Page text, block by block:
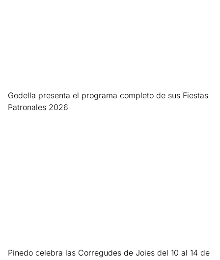
Godella presenta el programa completo de sus Fiestas
Patronales 2026
Pinedo celebra las Corregudes de Joies del 10 al 14 de